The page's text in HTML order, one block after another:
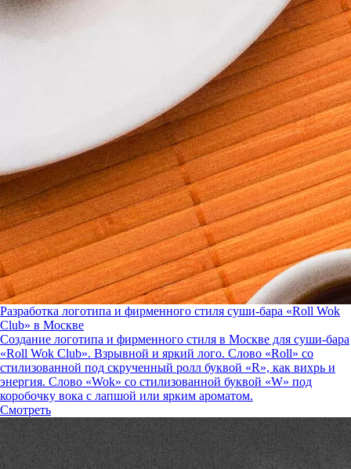
Разработка логотипа и фирменного стиля суши-бара «Roll Wok
Club» в Москве
Создание логотипа и фирменного стиля в Москве для суши-бара
«Roll Wok Club». Взрывной и яркий лого. Слово «Roll» со
стилизованной под скрученный ролл буквой «R», как вихрь и
энергия. Слово «Wok» со стилизованной буквой «W» под
коробочку вока с лапшой или ярким ароматом.
Смотреть